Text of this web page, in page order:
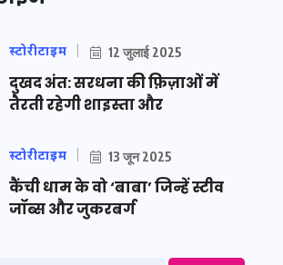
स्टोरीटाइम 12 जुलाई 2025
दुखद अंत: सरधना की फ़िज़ाओं में
तैरती रहेगी शाइस्ता और
स्टोरीटाइम 13 जून 2025
कैंची धाम के वो ‘बाबा’ जिन्हें स्टीव
जॉब्स और जुकरबर्ग